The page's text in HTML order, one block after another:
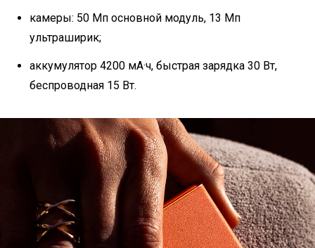
камеры: 50 Мп основной модуль, 13 Мп
ультраширик;
аккумулятор 4200 мА·ч, быстрая зарядка 30 Вт,
беспроводная 15 Вт.